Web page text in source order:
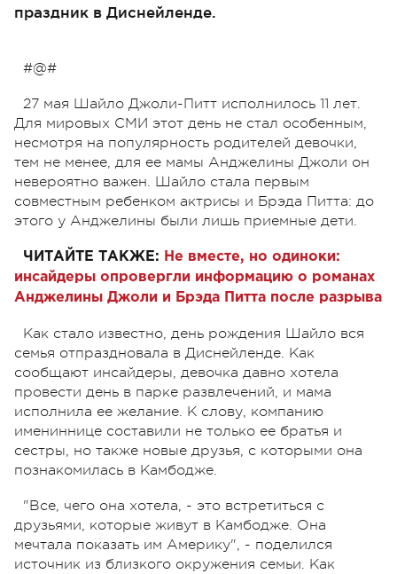
праздник в Диснейленде.
#@#
27 мая Шайло Джоли-Питт исполнилось 11 лет.
Для мировых СМИ этот день не стал особенным,
несмотря на популярность родителей девочки,
тем не менее, для ее мамы Анджелины Джоли он
невероятно важен. Шайло стала первым
совместным ребенком актрисы и Брэда Питта: до
этого у Анджелины были лишь приемные дети.
ЧИТАЙТЕ ТАКЖЕ: Не вместе, но одиноки:
инсайдеры опровергли информацию о романах
Анджелины Джоли и Брэда Питта после разрыва
Как стало известно, день рождения Шайло вся
семья отпраздновала в Диснейленде. Как
сообщают инсайдеры, девочка давно хотела
провести день в парке развлечений, и мама
исполнила ее желание. К слову, компанию
имениннице составили не только ее братья и
сестры, но также новые друзья, с которыми она
познакомилась в Камбодже.
"Все, чего она хотела, - это встретиться с
друзьями, которые живут в Камбодже. Она
мечтала показать им Америку", - поделился
источник из близкого окружения семьи. Как